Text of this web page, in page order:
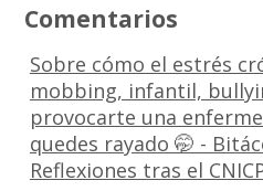
Comentarios
Sobre cómo el estrés
mobbing, infantil,
provocarte una
quedes rayado 🤭 -
Reflexiones tras el